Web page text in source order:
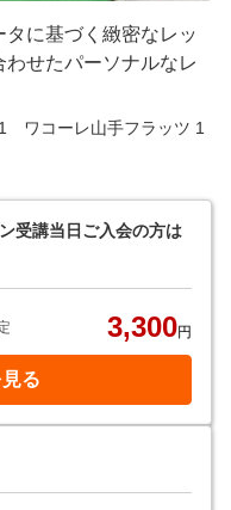
に基づく緻密なレッ
せたパーソナルなレ
ワコーレ山手フラッツ 1
講当日ご入会の方は
3,300円
る